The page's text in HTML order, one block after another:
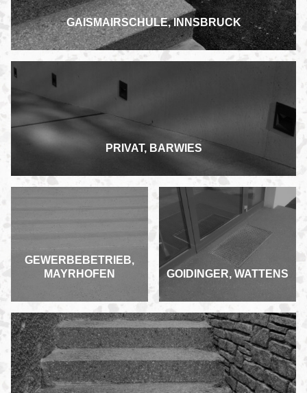
GAISMAIRSCHULE, INNSBRUCK
PRIVAT, BARWIES
GEWERBEBETRIEB,
MAYRHOFEN
GOIDINGER, WATTENS